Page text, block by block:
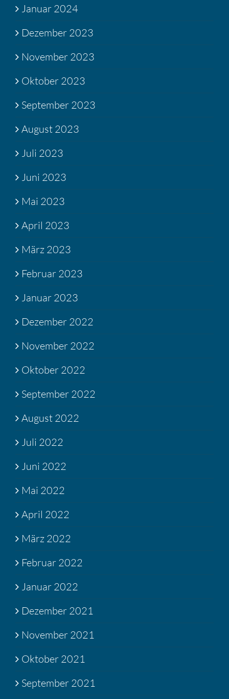
Januar 2024
Dezember 2023
November 2023
Oktober 2023
September 2023
August 2023
Juli 2023
Juni 2023
Mai 2023
April 2023
März 2023
Februar 2023
Januar 2023
Dezember 2022
November 2022
Oktober 2022
September 2022
August 2022
Juli 2022
Juni 2022
Mai 2022
April 2022
März 2022
Februar 2022
Januar 2022
Dezember 2021
November 2021
Oktober 2021
September 2021